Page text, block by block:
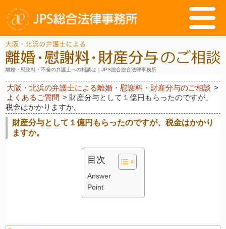
離婚・慰謝料・不倫の弁護士への相談は｜JPS総合総合法律事務所
大阪・北浜の弁護士による離婚・慰謝料・財産分与のご相談 >
よくあるご質問 > 財産分与として１億円もらったのですが、
税金はかかりますか。
財産分与として１億円もらったのですが、税金はかかり
ますか。
目次
Answer
Point